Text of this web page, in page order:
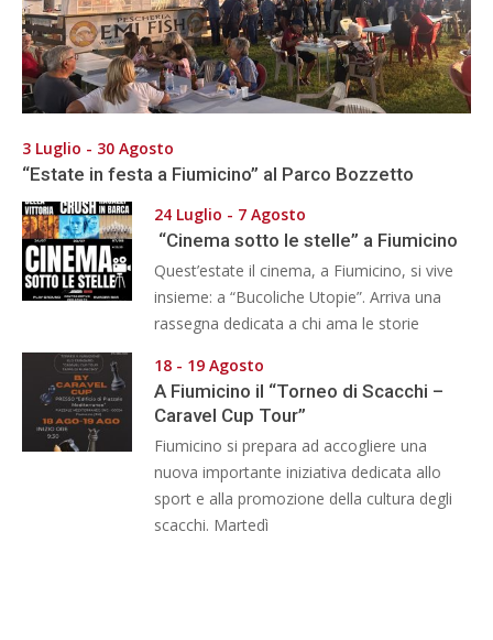
3 Luglio - 30 Agosto
“Estate in festa a Fiumicino” al Parco Bozzetto
24 Luglio - 7 Agosto
“Cinema sotto le stelle” a Fiumicino
Quest’estate il cinema, a Fiumicino, si vive
insieme: a “Bucoliche Utopie”. Arriva una
rassegna dedicata a chi ama le storie
18 - 19 Agosto
A Fiumicino il “Torneo di Scacchi –
Caravel Cup Tour”
Fiumicino si prepara ad accogliere una
nuova importante iniziativa dedicata allo
sport e alla promozione della cultura degli
scacchi. Martedì